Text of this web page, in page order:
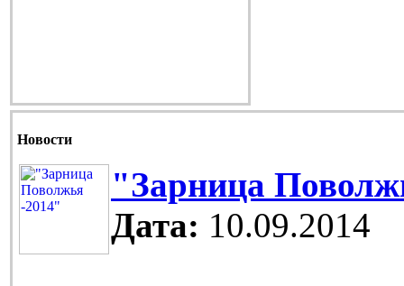
Новости
"Зарница
Дата: 10.09.2014